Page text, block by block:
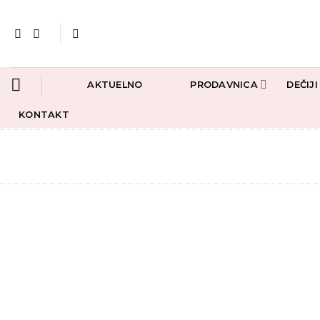
AKTUELNO PRODAVNICA
KONTAKT